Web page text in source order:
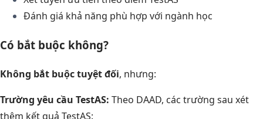
Đánh giá khả năng phù hợp với ngành học
Có bắt buộc không?
Không bắt buộc tuyệt đối, nhưng:
Trường yêu cầu TestAS: Theo DAAD, các trường sau xét
thêm kết quả TestAS: